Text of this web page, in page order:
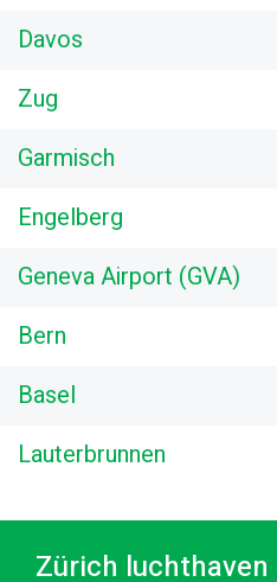
Davos
Zug
Garmisch
Engelberg
Geneva Airport (GVA)
Bern
Basel
Lauterbrunnen
Zürich